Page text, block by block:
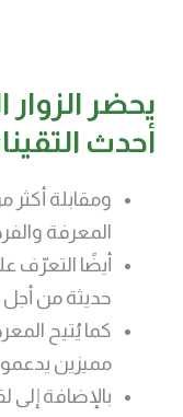
يحضر
أحدث
المعرفة
أيضًا التعرّف
حديثة من
كما يُتيح
مميزين
بالإضافة إلى